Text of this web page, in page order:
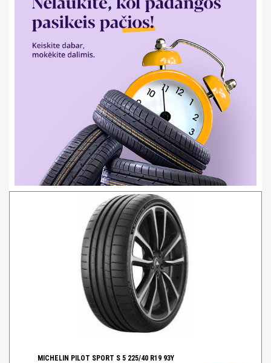
MICHELIN PILOT SPORT S 5 225/40 R19 93Y